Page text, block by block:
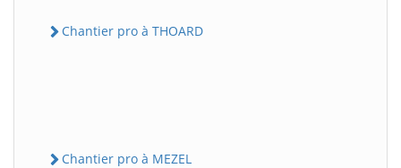
Chantier pro à THOARD
Chantier pro à MEZEL